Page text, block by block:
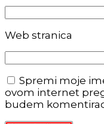
Web stranica
Spremi moje
ovom internet
budem